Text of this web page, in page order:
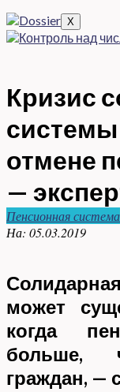
X
Кризис
системы
отмене
—
Пенсионная система
На: 05.03.2019
может
когда
больше,
граждан, —